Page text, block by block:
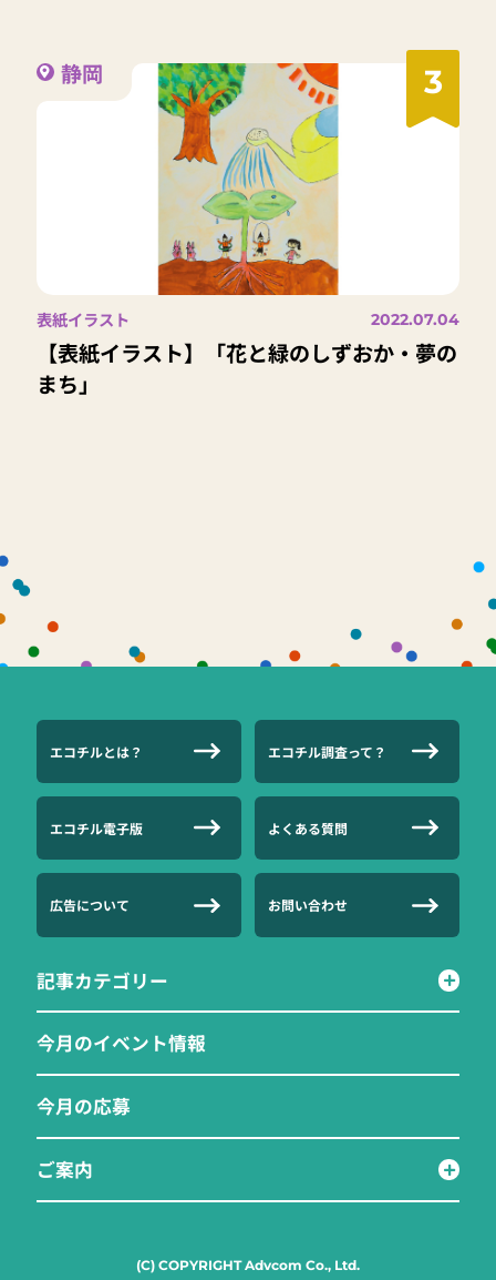
3
静岡
表紙イラスト 2022.07.04
【表紙イラスト】「花と緑のしずおか・夢の
まち」
エコチルとは？ エコチル調査って？
エコチル電子版 よくある質問
広告について お問い合わせ
記事カテゴリー
今月のイベント情報
今月の応募
ご案内
(C) COPYRIGHT Advcom Co., Ltd.